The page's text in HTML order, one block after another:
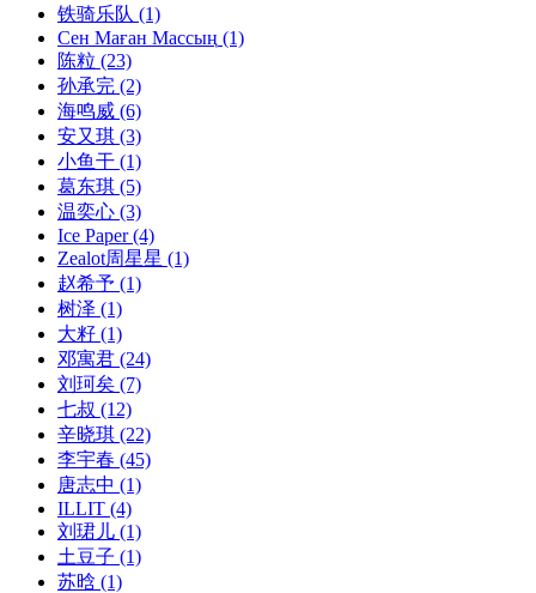
铁骑乐队 (1)
Сен Маған Массың (1)
陈粒 (23)
孙承完 (2)
海鸣威 (6)
安又琪 (3)
小鱼干 (1)
葛东琪 (5)
温奕心 (3)
Ice Paper(4)
Zealot周星星 (1)
赵希予 (1)
树泽 (1)
大籽 (1)
邓寓君 (24)
刘珂矣 (7)
七叔 (12)
辛晓琪 (22)
李宇春 (45)
唐志中 (1)
ILLIT (4)
刘珺儿 (1)
土豆子 (1)
苏晗 (1)